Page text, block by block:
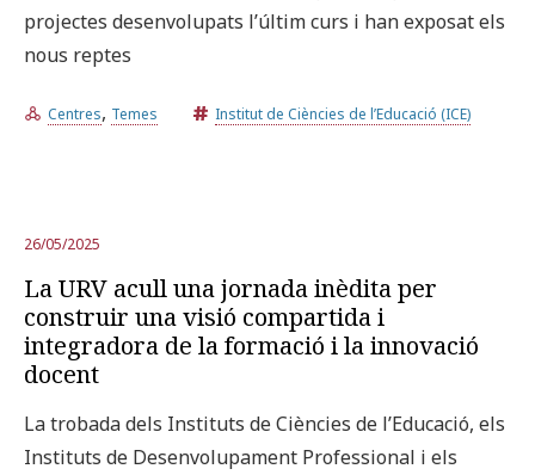
projectes desenvolupats l’últim curs i han exposat els
nous reptes
Centres, Temes Institut de Ciències de l’Educació (ICE)
26/05/2025
La URV acull una jornada inèdita per
construir una visió compartida i
integradora de la formació i la innovació
docent
La trobada dels Instituts de Ciències de l’Educació, els
Instituts de Desenvolupament Professional i els